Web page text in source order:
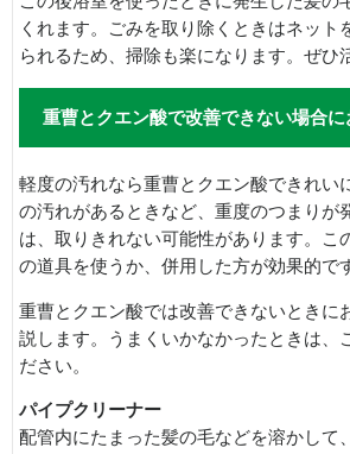
くれます。ごみを取り除くときはネット
られるため、掃除も楽になります。ぜひ
重曹とクエン酸で改善できない場合
軽度の汚れなら重曹とクエン酸できれい
の汚れがあるときなど、重度のつまりが
は、取りきれない可能性があります。こ
の道具を使うか、併用した方が効果的で
重曹とクエン酸では改善できないときに
説します。うまくいかなかったときは、
ださい。
パイプクリーナー
配管内にたまった髪の毛などを溶かして